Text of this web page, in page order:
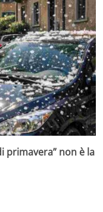
primavera” non è la